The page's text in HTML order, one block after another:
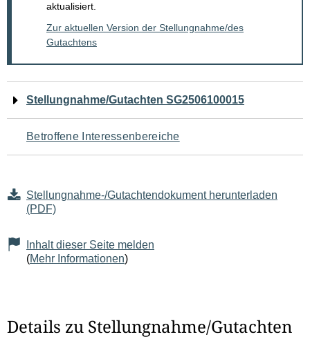
aktualisiert.
Zur aktuellen Version der Stellungnahme/des
Gutachtens
Navigation
für
den
Seiteninhalt
Stellungnahme/Gutachten SG2506100015
Betroffene Interessenbereiche
Stellungnahme-/Gutachtendokument herunterladen
(PDF)
Inhalt dieser Seite melden
(Mehr Informationen)
Details zu Stellungnahme/Gutachten